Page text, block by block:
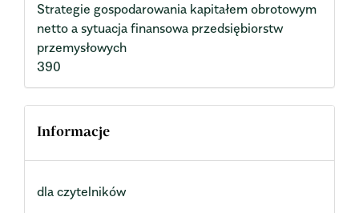
Strategie gospodarowania kapitałem obrotowym
netto a sytuacja finansowa przedsiębiorstw
przemysłowych
390
Informacje
dla czytelników